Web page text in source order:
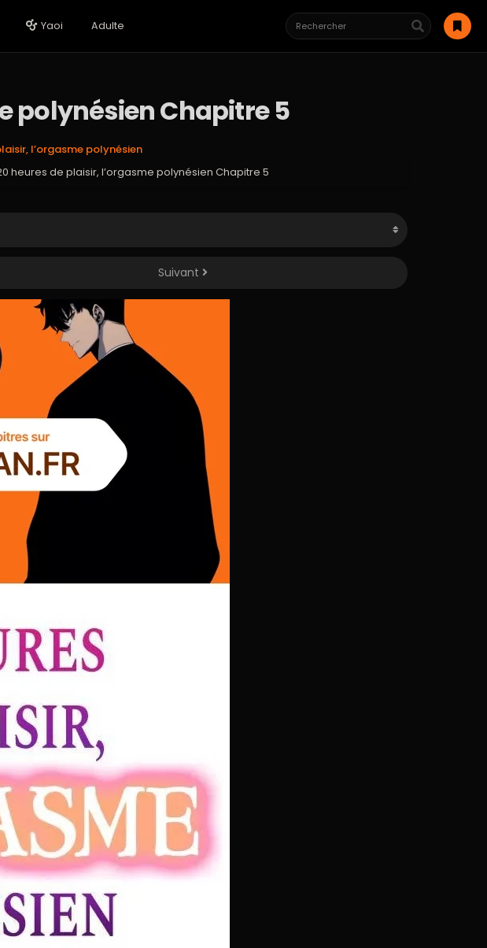
Yaoi Adulte
polynésien Chapitre 5
l’orgasme polynésien
heures de plaisir, l’orgasme polynésien Chapitre 5
Suivant